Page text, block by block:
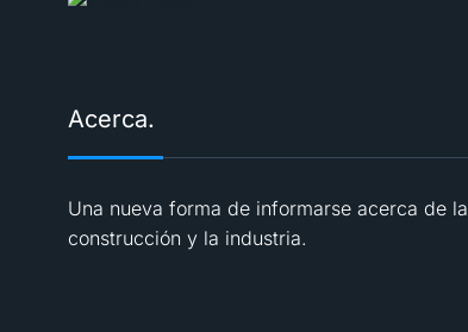
Acerca.
Una nueva forma de informarse acerca de la
construcción y la industria.